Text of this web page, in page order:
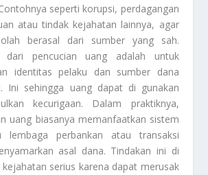
seperti korupsi, perdagangan
atau tindak kejahatan lainnya, agar
berasal dari sumber yang sah.
dari pencucian uang adalah untuk
identitas pelaku dan sumber dana
Ini sehingga uang dapat di gunakan
kecurigaan. Dalam praktiknya,
uang biasanya memanfaatkan sistem
lembaga perbankan atau transaksi
asal dana. Tindakan ini di
kejahatan serius karena dapat merusak